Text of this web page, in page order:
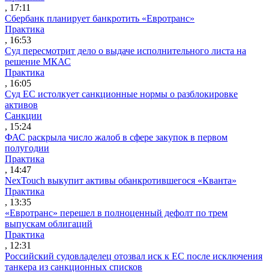
, 17:11
Сбербанк планирует банкротить «Евротранс»
Практика
, 16:53
Суд пересмотрит дело о выдаче исполнительного листа на
решение МКАС
Практика
, 16:05
Суд ЕС истолкует санкционные нормы о разблокировке
активов
Санкции
, 15:24
ФАС раскрыла число жалоб в сфере закупок в первом
полугодии
Практика
, 14:47
NexTouch выкупит активы обанкротившегося «Кванта»
Практика
, 13:35
«Евротранс» перешел в полноценный дефолт по трем
выпускам облигаций
Практика
, 12:31
Российский судовладелец отозвал иск к ЕС после исключения
танкера из санкционных списков